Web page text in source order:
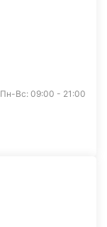
Пн-Вс: 09:00 - 21:00